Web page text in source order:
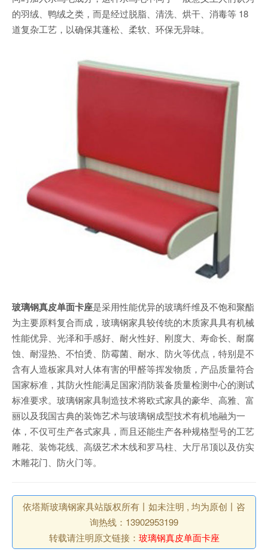
的羽绒、鸭绒之类，而是经过脱脂、清洗、烘干、消毒等 18
道复杂工艺，以确保其蓬松、柔软、环保无异味。
玻璃钢真皮单面卡座是采用性能优异的玻璃纤维及不饱和聚酯
为主要原料复合而成，玻璃钢家具较传统的木质家具具有机械
性能优异、光泽和手感好、耐火性好、刚度大、寿命长、耐腐
蚀、耐湿热、不怕烫、防霉菌、耐水、防火等优点，特别是不
含有人造板家具对人体有害的甲醛等挥发物质，产品质量符合
国家标准，其防火性能满足国家消防装备质量检测中心的测试
标准要求。玻璃钢家具制造技术将欧式家具的豪华、高雅、富
丽以及我国古典的装饰艺术与玻璃钢成型技术有机地融为一
体，不仅可生产各式家具，而且还能生产各种规格型号的工艺
雕花、装饰花线、高级艺术木线和罗马柱、大厅吊顶以及仿实
木雕花门、防火门等。
依塔斯玻璃钢家具站版权所有丨如未注明 , 均为原创丨咨
询热线：13902953199
转载请注明原文链接： 玻璃钢真皮单面卡座